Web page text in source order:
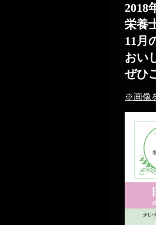
2018
栄養
11月
おい
ぜひ
※画像